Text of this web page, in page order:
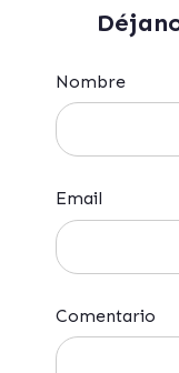
Nombre
Email
Comentario